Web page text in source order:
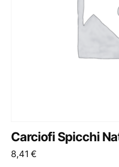
Carciofi Spicchi
8,41€